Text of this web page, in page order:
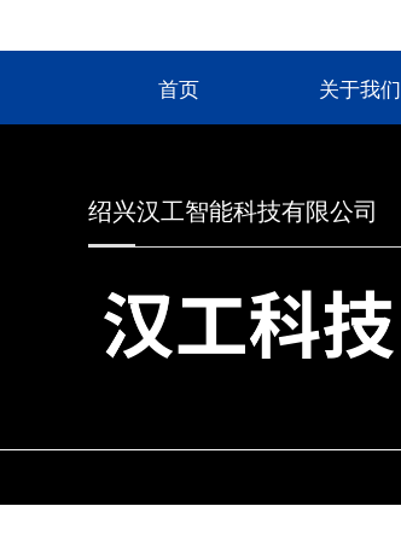
绍兴汉工智能科技有限公司
首页 关于我们